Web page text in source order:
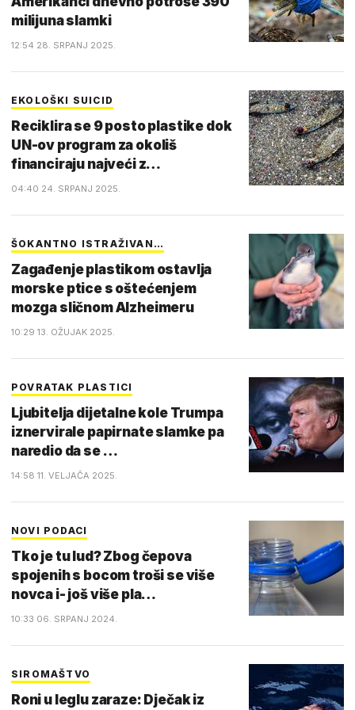
milijuna slamki
12:54 28. SRPANJ 2025.
EKOLOŠKI SUICID
Reciklira se 9 posto plastike dok
UN-ov program za okoliš
financiraju najveći z…
04:40 24. SRPANJ 2025.
ŠOKANTNO ISTRAŽIVAN…
Zagađenje plastikom ostavlja
morske ptice s oštećenjem
mozga sličnom Alzheimeru
10:29 13. OŽUJAK 2025.
POVRATAK PLASTICI
Ljubitelja dijetalne kole Trumpa
iznervirale papirnate slamke pa
naredio da se …
14:58 11. VELJAČA 2025.
NOVI PODACI
Tko je tu lud? Zbog čepova
spojenih s bocom troši se više
novca i- još više pla…
10:33 06. SRPANJ 2024.
SIROMAŠTVO
Roni u leglu zaraze: Dječak iz